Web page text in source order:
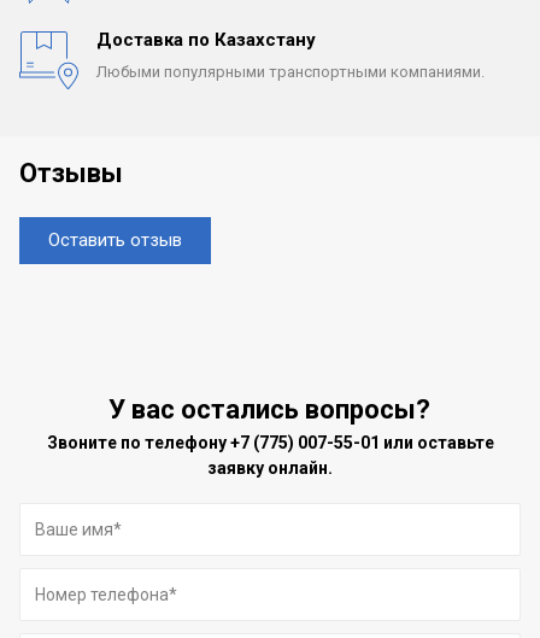
Доставка по Казахстану
Любыми популярными транспортными компаниями.
Отзывы
Оставить отзыв
У вас остались вопросы?
Звоните по телефону+7 (775) 007-55-01 или оставьте
заявку онлайн.